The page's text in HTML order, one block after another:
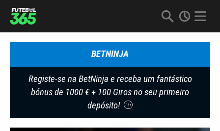
BETNINJA
Registe-se na BetNinja e receba um fantástico
bónus de 1000 € + 100 Giros no seu primeiro
depósito!
18+